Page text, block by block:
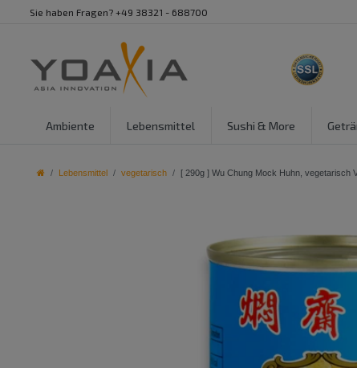
Sie haben Fragen? +49 38321 - 688700
Ambiente Lebensmittel Sushi & More
Lebensmittel vegetarisch [ 290g ] Wu Chung Mock Huhn, vegetarisch